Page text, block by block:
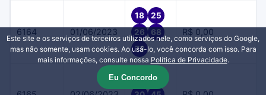
6164 01/06/2023
18
25
26
68
73
R$ 0,00
16
22
Este site e os serviços de terceiros utilizados nele, como serviços do Google,
mas não somente, usam cookies. Ao usá-lo, você concorda com isso. Para
mais informações, consulte nossa Política de Privacidade.
Eu Concordo